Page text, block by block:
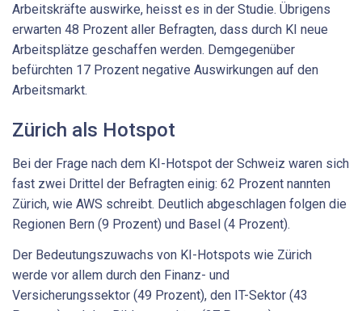
Arbeitskräfte auswirke, heisst es in der Studie. Übrigens
erwarten 48 Prozent aller Befragten, dass durch KI neue
Arbeitsplätze geschaffen werden. Demgegenüber
befürchten 17 Prozent negative Auswirkungen auf den
Arbeitsmarkt.
Zürich als Hotspot
Bei der Frage nach dem KI-Hotspot der Schweiz waren sich
fast zwei Drittel der Befragten einig: 62 Prozent nannten
Zürich, wie AWS schreibt. Deutlich abgeschlagen folgen die
Regionen Bern (9 Prozent) und Basel (4 Prozent).
Der Bedeutungszuwachs von KI-Hotspots wie Zürich
werde vor allem durch den Finanz- und
Versicherungssektor (49 Prozent), den IT-Sektor (43